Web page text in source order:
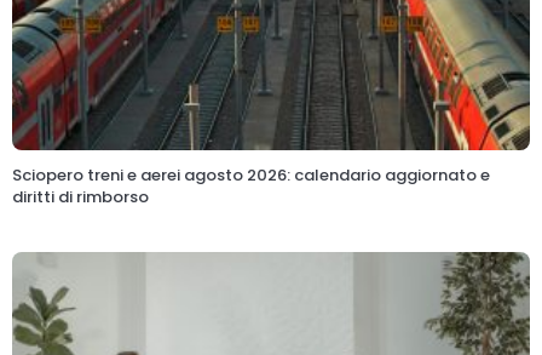
Sciopero treni e aerei agosto 2026: calendario aggiornato e
diritti di rimborso